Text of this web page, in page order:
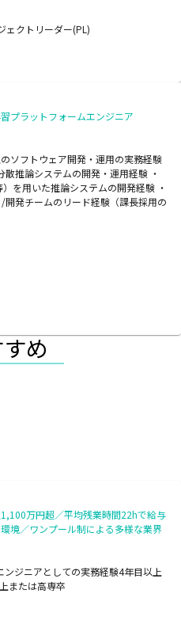
ェクトリーダー(PL)
プラットフォームエンジニア
ソフトウェア開発・運用の実務経験
推論システムの開発・運用経験 ・
を用いた推論システムの開発経験 ・
発チームのリード経験（課長採用の
め
万円超／平均残業時間22hで給与
境／ワンプール制による多様な業界
ジニアとしての実務経験4年目以上
または高専卒